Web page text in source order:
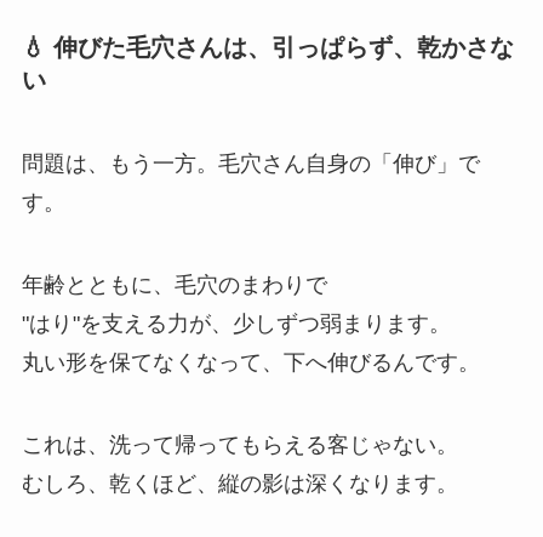
💧 伸びた毛穴さんは、引っぱらず、乾かさな
い
問題は、もう一方。毛穴さん自身の「伸び」で
す。
年齢とともに、毛穴のまわりで
"はり"を支える力が、少しずつ弱まります。
丸い形を保てなくなって、下へ伸びるんです。
これは、洗って帰ってもらえる客じゃない。
むしろ、乾くほど、縦の影は深くなります。